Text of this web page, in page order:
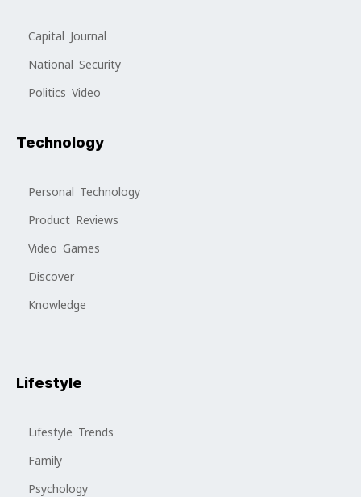
Capital Journal
National Security
Politics Video
Technology
Personal Technology
Product Reviews
Video Games
Discover
Knowledge
Lifestyle
Lifestyle Trends
Family
Psychology